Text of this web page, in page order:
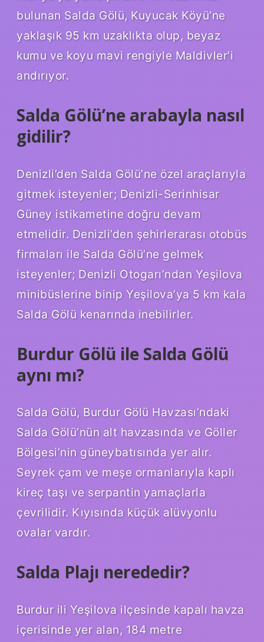
bulunan Salda Gölü, Kuyucak Köyü’ne
yaklaşık 95 km uzaklıkta olup, beyaz
kumu ve koyu mavi rengiyle Maldivler’i
andırıyor.
Salda Gölü’ne arabayla nasıl
gidilir?
Denizli’den Salda Gölü’ne özel araçlarıyla
gitmek isteyenler; Denizli-Serinhisar
Güney istikametine doğru devam
etmelidir. Denizli’den şehirlerarası otobüs
firmaları ile Salda Gölü’ne gelmek
isteyenler; Denizli Otogarı’ndan Yeşilova
minibüslerine binip Yeşilova’ya 5 km kala
Salda Gölü kenarında inebilirler.
Burdur Gölü ile Salda Gölü
aynı mı?
Salda Gölü, Burdur Gölü Havzası’ndaki
Salda Gölü’nün alt havzasında ve Göller
Bölgesi’nin güneybatısında yer alır.
Seyrek çam ve meşe ormanlarıyla kaplı
kireç taşı ve serpantin yamaçlarla
çevrilidir. Kıyısında küçük alüvyonlu
ovalar vardır.
Salda Plajı nerededir?
Burdur ili Yeşilova ilçesinde kapalı havza
içerisinde yer alan, 184 metre